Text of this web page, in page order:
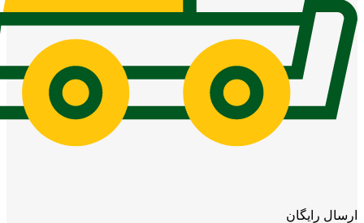
ارسال رایگان